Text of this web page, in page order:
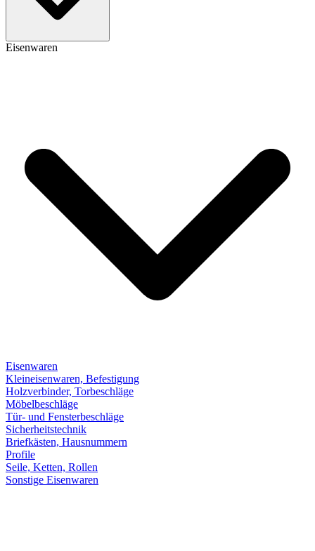
Eisenwaren
Eisenwaren
Kleineisenwaren, Befestigung
Holzverbinder, Torbeschläge
Möbelbeschläge
Tür- und Fensterbeschläge
Sicherheitstechnik
Briefkästen, Hausnummern
Profile
Seile, Ketten, Rollen
Sonstige Eisenwaren